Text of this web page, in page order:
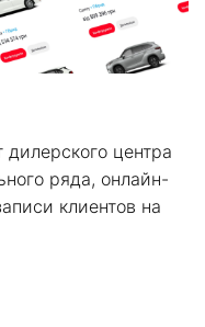
центра
ряда, онлайн-
клиентов на